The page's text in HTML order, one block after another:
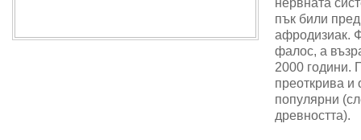
нервната
пък били
афродизиак.
фалос, а
2000 години.
преоткрива и
популярни
древността).